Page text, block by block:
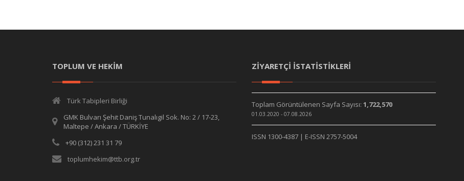
TOPLUM VE HEKİM
Türk Tabipleri Birliği
GMK Bulvarı Şehit Daniş Tunalıgil Sok. No: 2 / 17-23,
Maltepe / Ankara / TÜRKİYE
+90 (312) 231 31 79
toplumhekim@ttb.org.tr
ZİYARETÇİ İSTATİSTİKLERİ
Toplam Görüntülenen Sayfa Sayısı: 1,722,570
01.03.2020 - 07.08.2026
ISSN 1300-4387 | E-ISSN 2757-5004